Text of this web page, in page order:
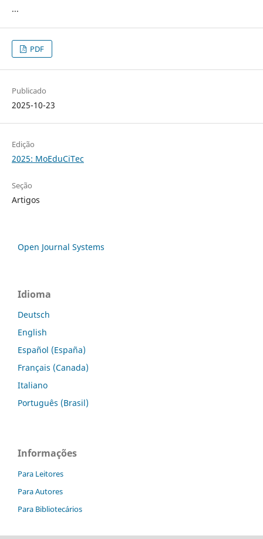
...
PDF
Publicado
2025-10-23
Edição
2025: MoEduCiTec
Seção
Artigos
Open Journal Systems
Idioma
Deutsch
English
Español (España)
Français (Canada)
Italiano
Português (Brasil)
Informações
Para Leitores
Para Autores
Para Bibliotecários